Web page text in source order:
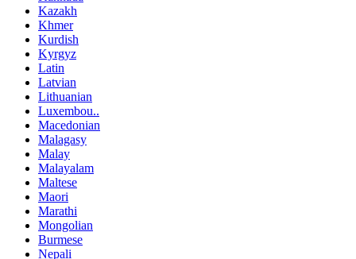
Kazakh
Khmer
Kurdish
Kyrgyz
Latin
Latvian
Lithuanian
Luxembou..
Macedonian
Malagasy
Malay
Malayalam
Maltese
Maori
Marathi
Mongolian
Burmese
Nepali